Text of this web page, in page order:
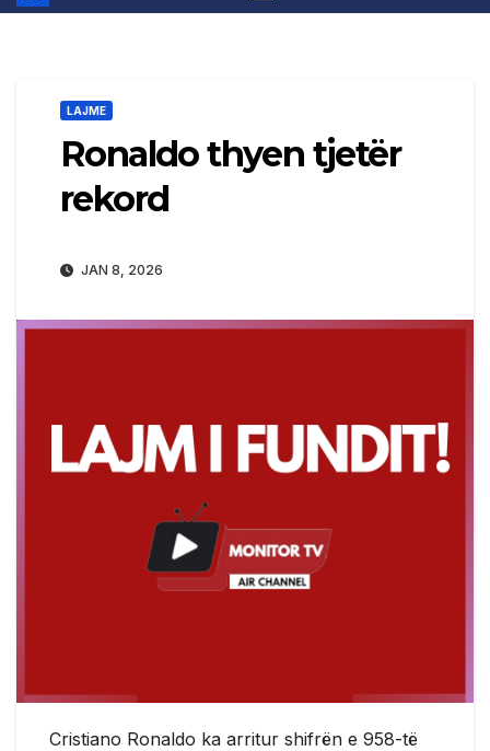
LAJME
Ronaldo thyen tjetër
rekord
JAN 8, 2026
Cristiano Ronaldo ka arritur shifrën e 958-të